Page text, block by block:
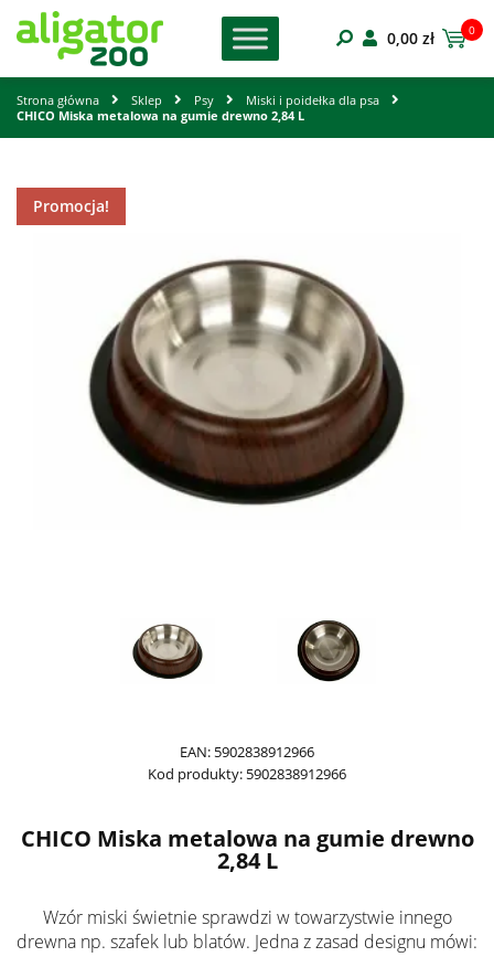
0,00 zł 0
Strona główna Sklep Psy
Miski i poidełka dla psa
CHICO Miska metalowa na gumie drewno 2,84 L
Promocja!
EAN: 5902838912966
Kod produkty: 5902838912966
CHICO Miska metalowa na gumie drewno
2,84 L
Wzór miski świetnie sprawdzi w towarzystwie innego
drewna np. szafek lub blatów. Jedna z zasad designu mówi: